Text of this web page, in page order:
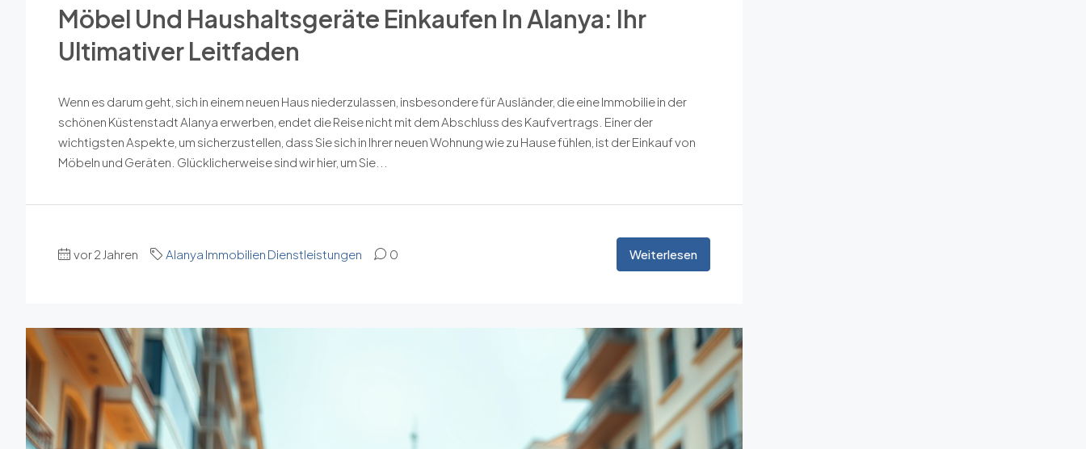
Möbel Und Haushaltsgeräte Einkaufen In Alanya: Ihr
Ultimativer Leitfaden
Wenn es darum geht, sich in einem neuen Haus niederzulassen, insbesondere für Ausländer, die eine Immobilie in der
schönen Küstenstadt Alanya erwerben, endet die Reise nicht mit dem Abschluss des Kaufvertrags. Einer der
wichtigsten Aspekte, um sicherzustellen, dass Sie sich in Ihrer neuen Wohnung wie zu Hause fühlen, ist der Einkauf von
Möbeln und Geräten. Glücklicherweise sind wir hier, um Sie...
vor 2 Jahren Alanya Immobilien Dienstleistungen 0 Weiterlesen